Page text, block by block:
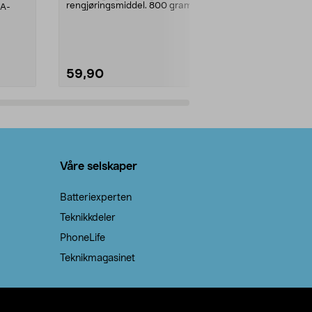
rengjøringsmiddel. 800 gram
59,90
Våre selskaper
Batteriexperten
Teknikkdeler
PhoneLife
Teknikmagasinet